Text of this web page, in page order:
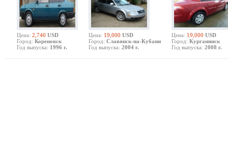
Цена: 2,740 USD
Город: Кореновск
Год выпуска: 1996 г.
Цена: 19,000 USD
Город: Славянск-на-Кубани
Год выпуска: 2004 г.
Цена: 19,000 USD
Город: Курганинск
Год выпуска: 2008 г.